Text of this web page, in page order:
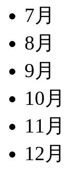
7月
8月
9月
10月
11月
12月